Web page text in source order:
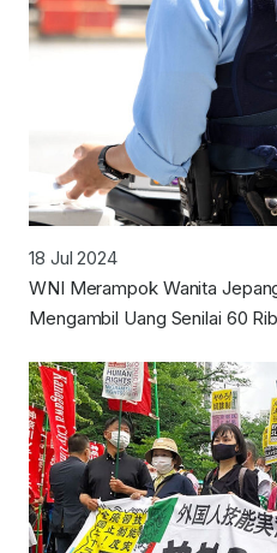
18 Jul 2024
WNI Merampok Wanita
Mengambil Uang Senilai 60